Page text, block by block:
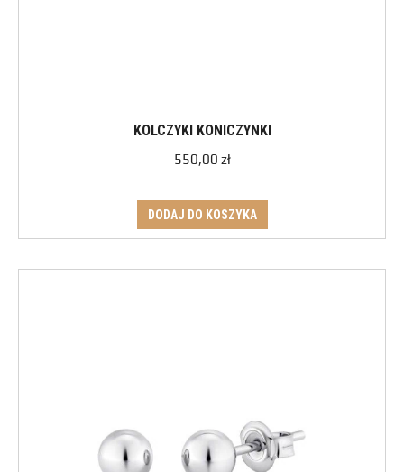
KOLCZYKI KONICZYNKI
550,00 zł
DODAJ DO KOSZYKA